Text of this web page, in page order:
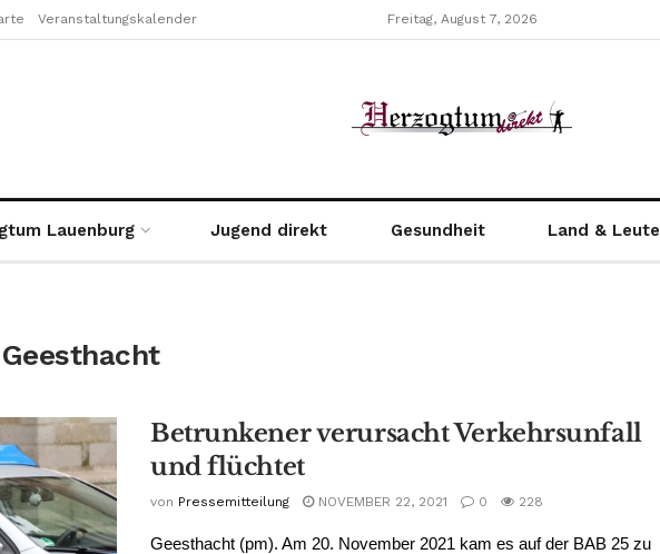
Veranstaltungskalender Freitag, August 7, 2026
Lauenburg Jugend direkt Gesundheit Land & Leute
Geesthacht
Betrunkener verursacht Verkehrsunfall
und flüchtet
von Pressemitteilung NOVEMBER 22, 2021 0 228
Geesthacht (pm). Am 20. November 2021 kam es auf der BAB 25 zu